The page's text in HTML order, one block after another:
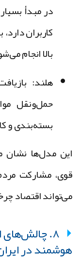
در مبدأ
کاربران دارد،
بالا انجام می‌شود.
هلند: بازیافت
حمل‌ونقل
بسته‌بندی و
مدل‌ها نشان
مشارکت مردم،
اقتصاد
۸. چالش‌های
در ایران